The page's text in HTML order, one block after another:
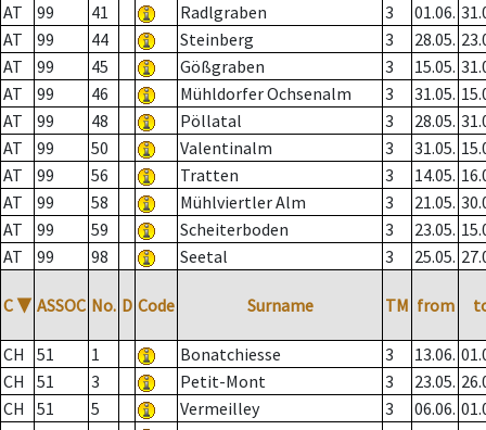
AT
99 41 Radlgraben 3 01.06.
AT
99 44 Steinberg 3 28.05.
AT
99 45 Gößgraben 3 15.05.
AT
99 46 Mühldorfer Ochsenalm 3 31.05.
AT
99 48 Pöllatal 3 28.05.
AT
99 50 Valentinalm 3 31.05.
AT
99 56 Tratten 3 14.05.
AT
99 58 Mühlviertler Alm 3 21.05.
AT
99 59 Scheiterboden 3 23.05.
AT
99 98 Seetal 3 25.05.
C ▼ ASSOC No. D Code Surname TM from
CH 51 1 Bonatchiesse 3 13.06.
CH
51 3 Petit-Mont 3 23.05.
CH
51 5 Vermeilley 3 06.06.